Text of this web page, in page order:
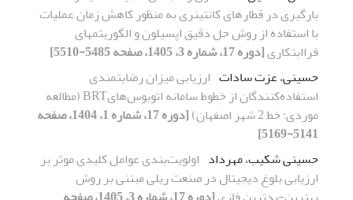
بارگیری در قطارهای کانتینری به منظور کاهش زمان عملیات
با استفاده از روش حل دقیق اپسیلون و الگوریتم­های
فراابتکاری[دوره 17، شماره 3، 1405، صفحه 5485-5510]
حسینی، عزت سادات ارزیابی میزان رضایتمندی
استفاده‌کنندگان از خطوط سامانه اتوبوس‌هایBRT (مطالعه
موردی: خط 2 شهر اصفهان)
[دوره 17، شماره 1، 1404، صفحه
5141-5169]
حسینی شکیب، مهرداد اولویت‌بندی عوامل کلیدی موثر بر
ارزیابی بلوغ دیجیتال در صنعت ریلی مبتنی بر روش